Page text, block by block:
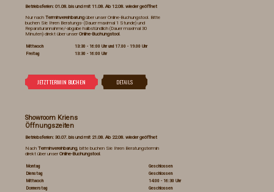
Betriebsferien: 01.08. bis und mit 11.08. Ab 12.08. wieder geöffnet
Nur nach Terminvereinbarungüber unser Online-Buchungstool. Bitte
buchen Sie Ihren Beratungs- (Dauer maximal 1 Stunde) und
Reparaturannahme/-abgabe halbstündlich (Dauer maximal 30
Minuten) direkt über unser Online-Buchungstool.
Mittwoch
13:30 - 16:00 Uhr und 17.00 - 19.00 Uhr
Freitag
13:30 - 16:00 Uhr
Showroom Kriens
Öffnungszeiten
Betriebsferien: 30.07. bis und mit 21.08. Ab 22.08. wieder geöffnet
Nach Terminvereinbarung, bitte buchen Sie Ihren Beratungstermin
direkt über unser Online-Buchungstool.
Montag
Geschlossen
Dienstag
Geschlossen
Mittwoch
14:00 - 16:30 Uhr
Donnerstag
Geschlossen